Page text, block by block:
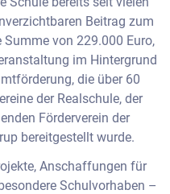
Beitrag zum
von 229.000 Euro,
im Hintergrund
die über 60
der Realschule, der
Förderverein der
bereitgestellt wurde.
Anschaffungen für
Schulvorhaben –